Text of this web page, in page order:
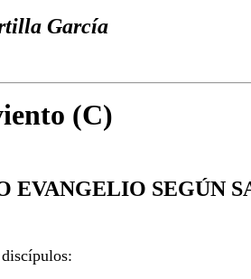
García
(C)
EVANGELIO SEGÚN